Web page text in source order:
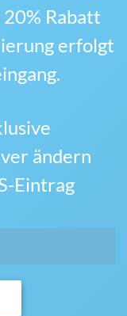
Rabatt
erfolgt
ändern
Eintrag